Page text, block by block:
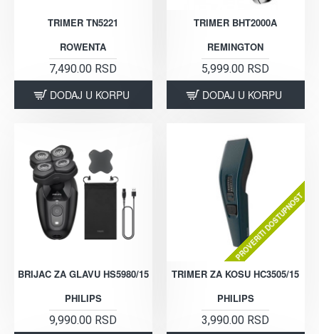
TRIMER TN5221
ROWENTA
7,490.00 RSD
DODAJ U KORPU
TRIMER BHT2000A
REMINGTON
5,999.00 RSD
DODAJ U KORPU
BRIJAC ZA GLAVU HS5980/15
PHILIPS
9,990.00 RSD
PROVERITI DOSTUPNOST
TRIMER ZA KOSU HC3505/15
PHILIPS
3,990.00 RSD